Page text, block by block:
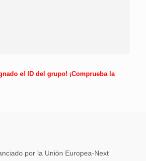
el ID del grupo! ¡Comprueba la
por la Unión Europea-Next